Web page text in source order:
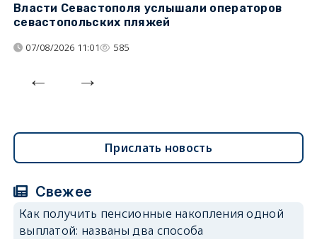
Власти Севастополя услышали операторов
севастопольских пляжей
07/08/2026 11:01 585
Прислать новость
Свежее
Как получить пенсионные накопления одной
выплатой: названы два способа